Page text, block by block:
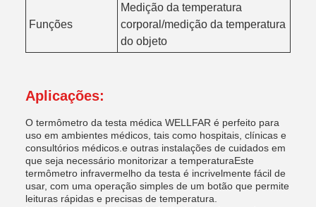
Funções
Medição da temperatura
corporal/medição da temperatura
do objeto
Aplicações:
O termômetro da testa médica WELLFAR é perfeito para
uso em ambientes médicos, tais como hospitais, clínicas e
consultórios médicos.e outras instalações de cuidados em
que seja necessário monitorizar a temperaturaEste
termômetro infravermelho da testa é incrivelmente fácil de
usar, com uma operação simples de um botão que permite
leituras rápidas e precisas de temperatura.